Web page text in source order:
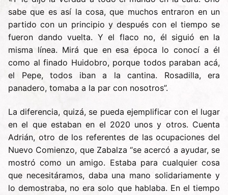
sabe que es así la cosa, que muchos entraron en un
partido con un principio y después con el tiempo se
fueron dando vuelta. Y el flaco no, él siguió en la
misma línea. Mirá que en esa época lo conocí a él
como al finado Huidobro, porque todos paraban acá,
el Pepe, todos iban a la cantina. Rosadilla, era
panadero, tomaba a la par con nosotros”.
La diferencia, quizá, se pueda ejemplificar con el lugar
en el que estaban en el 2020 unos y otros. Cuenta
Adrián, otro de los referentes de las ocupaciones del
Nuevo Comienzo, que Zabalza “se acercó a ayudar, se
mostró como un amigo. Estaba para cualquier cosa
que necesitáramos, daba una mano solidariamente y
lo demostraba, no era solo que hablaba. En el tiempo